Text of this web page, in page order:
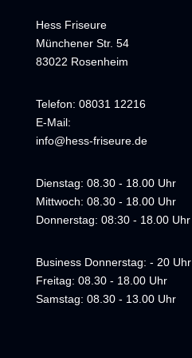
Hess Friseure
Münchener Str. 54
83022 Rosenheim
Telefon: 08031 12216
E-Mail:
info@hess-friseure.de
Dienstag: 08.30 - 18.00 Uhr
Mittwoch: 08.30 - 18.00 Uhr
Donnerstag: 08:30 - 18.00 Uhr
Business Donnerstag: - 20 Uhr
Freitag: 08.30 - 18.00 Uhr
Samstag: 08.30 - 13.00 Uhr